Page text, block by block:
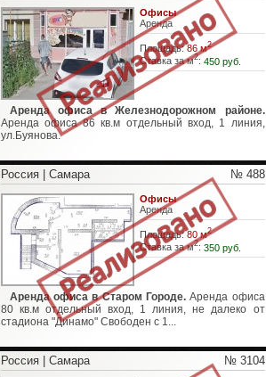
Офисы
Аренда
Площадь:86 м2
Ставка за м2: 450 руб.
Аренда офиса в Железнодорожном районе.
Аренда офиса 86 кв.м отдельный вход, 1 линия,
ул.Буянова.
Россия | Самара № 488
Офисы
Аренда
Площадь:80 м2
Ставка за м2: 350 руб.
Аренда офиса в Старом Городе.Аренда офиса
80 кв.м отдельный вход, 1 линия, не далеко от
стадиона "Динамо" Свободен с 1...
Россия | Самара № 3104